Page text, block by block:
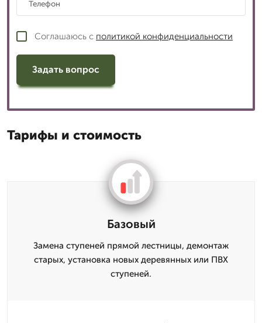
Соглашаюсь с политикой конфиденциальности
Задать вопрос
Тарифы и стоимость
Базовый
Замена ступеней прямой лестницы, демонтаж
старых, установка новых деревянных или ПВХ
ступеней.